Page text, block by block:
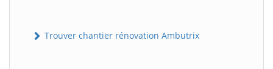
Trouver chantier rénovation Ambutrix